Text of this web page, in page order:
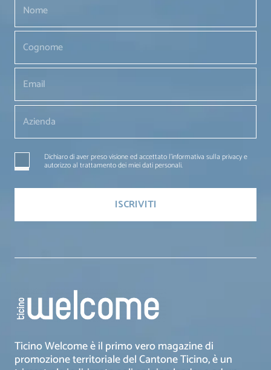
Dichiaro di aver preso visione ed accettato l'informativa sulla privacy e
autorizzo al trattamento dei miei dati personali.
Ticino Welcome è il primo vero magazine di
promozione territoriale del Cantone Ticino, è un